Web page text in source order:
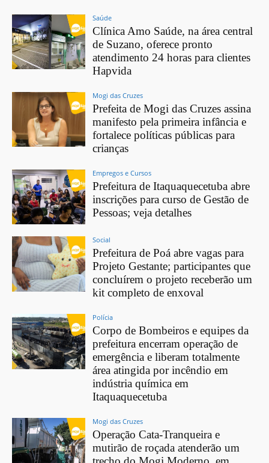
Saúde
Clínica Amo Saúde, na área central
de Suzano, oferece pronto
atendimento 24 horas para clientes
Hapvida
Mogi das Cruzes
Prefeita de Mogi das Cruzes assina
manifesto pela primeira infância e
fortalece políticas públicas para
crianças
Empregos e Cursos
Prefeitura de Itaquaquecetuba abre
inscrições para curso de Gestão de
Pessoas; veja detalhes
Social
Prefeitura de Poá abre vagas para
Projeto Gestante; participantes que
concluírem o projeto receberão um
kit completo de enxoval
Polícia
Corpo de Bombeiros e equipes da
prefeitura encerram operação de
emergência e liberam totalmente
área atingida por incêndio em
indústria química em
Itaquaquecetuba
Mogi das Cruzes
Operação Cata-Tranqueira e
mutirão de roçada atenderão um